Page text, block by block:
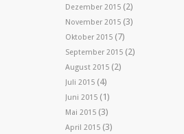
Dezember 2015 (2)
November 2015 (3)
Oktober 2015 (7)
September 2015 (2)
August 2015 (2)
Juli 2015 (4)
Juni 2015 (1)
Mai 2015 (3)
April 2015 (3)